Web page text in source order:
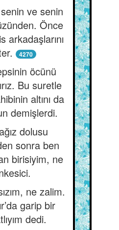
ve senin
Önce
arkadaşlarını
4270
öcünü
Bu suretle
altını da
demişlerdi.
dolusu
sonra ben
birisiyim, ne
ne zalim.
garip bir
dedi.